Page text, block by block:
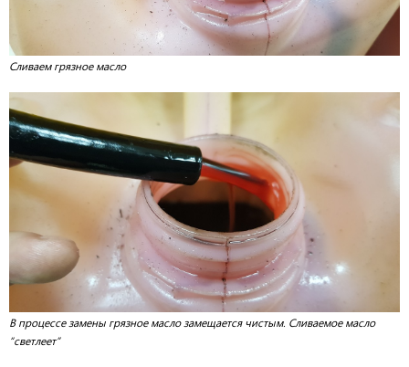
Сливаем грязное масло
В процессе замены грязное масло замещается чистым. Сливаемое масло
“светлеет”